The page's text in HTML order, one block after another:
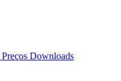
Preços Downloads